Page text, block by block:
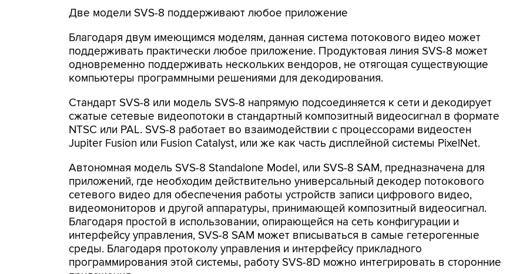
Две модели SVS-8 поддерживают любое приложение
Благодаря двум имеющимся моделям, данная система потокового видео может
поддерживать практически любое приложение. Продуктовая линия SVS-8 может
одновременно поддерживать нескольких вендоров, не отягощая существующие
компьютеры программными решениями для декодирования.
Стандарт SVS-8 или модель SVS-8 напрямую подсоединяется к сети и декодирует
сжатые сетевые видеопотоки в стандартный композитный видеосигнал в формате
NTSC или PAL. SVS-8 работает во взаимодействии с процессорами видеостен
Jupiter Fusion или Fusion Catalyst, или же как часть дисплейной системы PixelNet.
Автономная модель SVS-8 Standalone Model, или SVS-8 SAM, предназначена для
приложений, где необходим действительно универсальный декодер потокового
сетевого видео для обеспечения работы устройств записи цифрового видео,
видеомониторов и другой аппаратуры, принимающей композитный видеосигнал.
Благодаря простой в использовании, опирающейся на сеть конфигурации и
интерфейсу управления, SVS-8 SAM может вписываться в самые гетерогенные
среды. Благодаря протоколу управления и интерфейсу прикладного
программирования этой системы, работу SVS-8D можно интегрировать в сторонние